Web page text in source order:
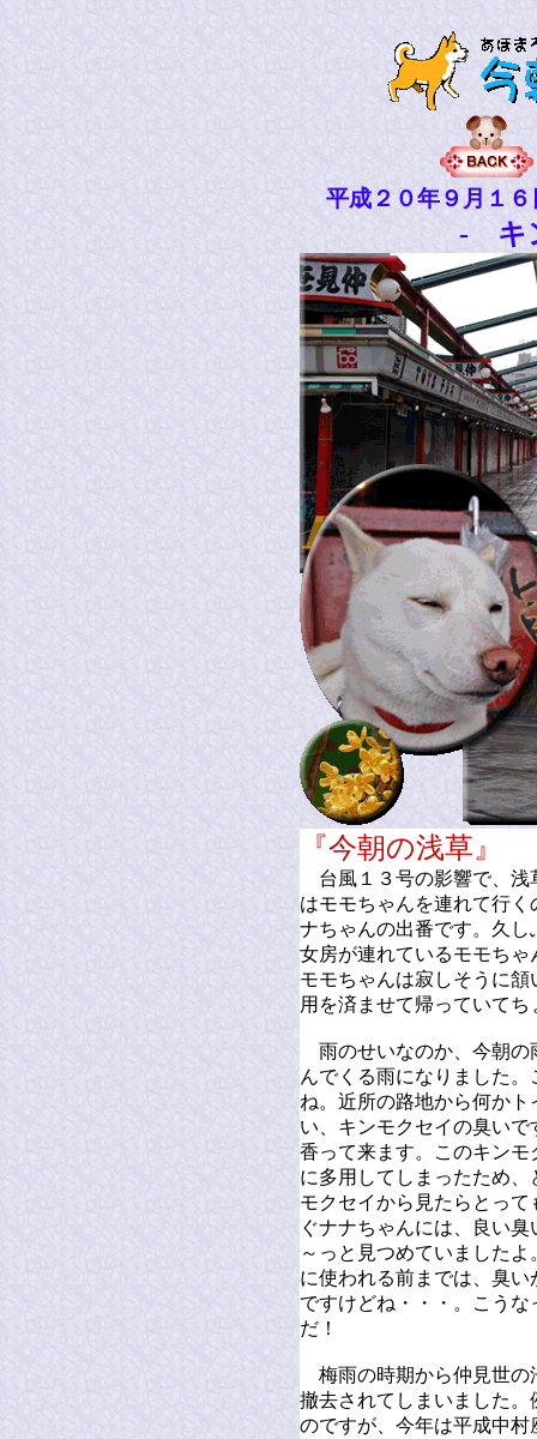
平成２０年９月１６
- キ
『今朝の浅
台風１３号の影響で、浅
はモモちゃんを連れて行
ナちゃんの出番です。久
女房が連れているモモち
モモちゃんは寂しそうに
用を済ませて帰っていてち
雨のせいなのか、今朝の
んでくる雨になりました
ね。近所の路地から何か
い、キンモクセイの臭い
香って来ます。このキン
に多用してしまったため
モクセイから見たらとっ
ぐナナちゃんには、良い
～っと見つめていました
に使われる前までは、臭
ですけどね・・・。こう
だ！
梅雨の時期から仲見世の
撤去されてしまいました
のですが、今年は平成中村